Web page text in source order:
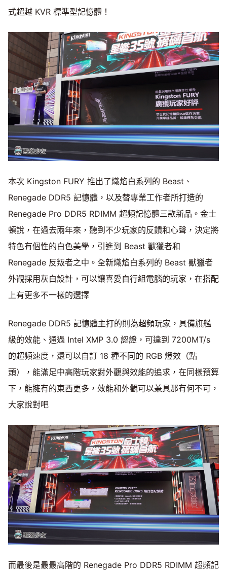
式超越 KVR 標準型記憶體！
本次 Kingston FURY 推出了熾焰白系列的 Beast、
Renegade DDR5 記憶體，以及替專業工作者所打造的
Renegade Pro DDR5 RDIMM 超頻記憶體三款新品。金士
頓說，在過去兩年來，聽到不少玩家的反饋和心聲，決定將
特色有個性的白色美學，引進到 Beast 獸獵者和
Renegade 反叛者之中。全新熾焰白系列的 Beast 獸獵者
外觀採用灰白設計，可以讓喜愛自行組電腦的玩家，在搭配
上有更多不一樣的選擇
Renegade DDR5 記憶體主打的則為超頻玩家，具備旗艦
級的效能、通過 Intel XMP 3.0 認證，可達到 7200MT/s
的超頻速度，還可以自訂 18 種不同的 RGB 燈效（點
頭），能滿足中高階玩家對外觀與效能的追求，在同樣預算
下，能擁有的東西更多，效能和外觀可以兼具那有何不可，
大家說對吧
而最後是最最高階的 Renegade Pro DDR5 RDIMM 超頻記